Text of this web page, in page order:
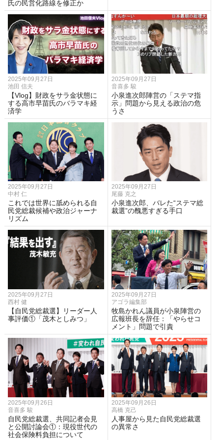
氏の民営化路線を修正か
2025年09月27日
池田 信夫
【Vlog】財政をサラ金状態に
する高市早苗氏のバラマキ経
済学
2025年09月27日
音喜多 駿
小泉進次郎陣営の「ステマ指
示」問題から見える政治の危
うさ
2025年09月27日
中村 仁
これでは世界に舐められる自
民党総裁候補や政治ジャーナ
リズム
2025年09月27日
尾藤 克之
小泉進次郎、バレた“ステマ総
裁選”の醜悪すぎる手口
2025年09月27日
西村 健
【自民党総裁選】リーダー人
事評価①「茂木としみつ」
2025年09月27日
アゴラ編集部
牧島かれん議員が小泉陣営の
広報班長を辞任：「やらせコ
メント」問題で引責
2025年09月26日
音喜多 駿
自民党総裁選、共同記者会見
と公開討論会①：現役世代の
社会保険料負担について
2025年09月26日
高橋 克己
人事屋から見た自民党総裁選
の異常さ